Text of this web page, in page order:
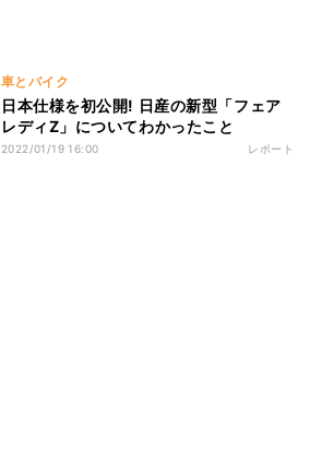
車とバイク
日本仕様を初公開! 日産の新型「フェア
レディZ」についてわかったこと
2022/01/19 16:00 レポート